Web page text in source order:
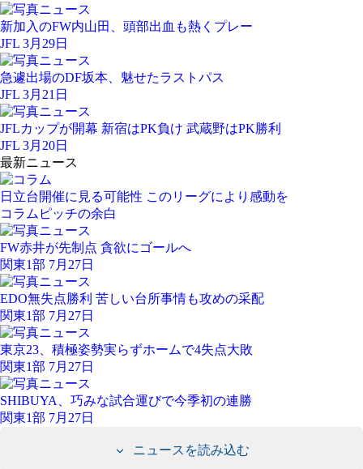
新加入のFW内山田、頭部出血も熱くプレー
JFL 3月29日
急遽出場のDF坂本、魅せたラストパス
JFL 3月21日
JFLカップが開幕 新宿はPK負け 武蔵野はPK勝利
JFL 3月20日
最新ニュース
日立台開催に見る可能性 このリーグにより感動を
コラム ピッチの余白
FW赤井が先制点 貪欲にゴールへ
関東1部 7月27日
EDO無失点勝利 苦しい台所事情も攻めの采配
関東1部 7月27日
東京23、積極姿勢実らずホームで4失点大敗
関東1部 7月27日
SHIBUYA、巧みな試合運びで今季初の連勝
関東1部 7月27日
ニュースを読み込む